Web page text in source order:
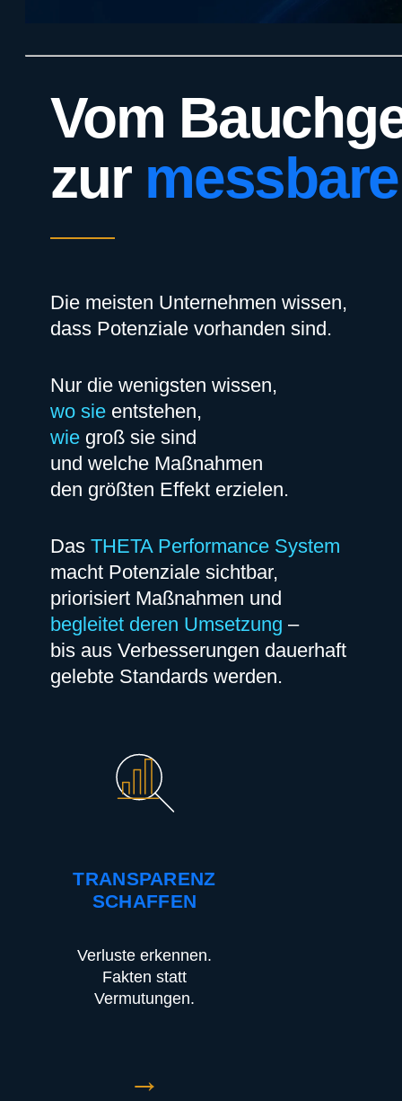
Vom
zur
Die meisten Unternehmen wissen,
dass Potenziale vorhanden sind.
Nur die wenigsten wissen,
wo sie entstehen,
wie groß sie sind
und welche Maßnahmen
den größten Effekt erzielen.
Das THETA Performance System
macht Potenziale sichtbar,
priorisiert Maßnahmen und
begleitet deren Umsetzung –
bis aus Verbesserungen dauerhaft
gelebte Standards werden.
TRANSPARENZ
SCHAFFEN
Verluste erkennen.
Fakten statt
Vermutungen.
→